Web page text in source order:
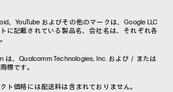
、YouTube およびその他のマークは、Google LLC
に記載されている製品名、会社名は、それぞれ各
は、Qualcomm Technologies, Inc. および／または
標です。
ト価格には配送料は含まれておりません。